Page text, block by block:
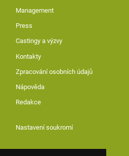
Management
Press
Castingy a výzvy
Kontakty
Zpracování osobních údajů
Nápověda
Redakce
Nastavení soukromí